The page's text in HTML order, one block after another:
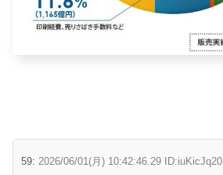
59: 2026/06/01(月) 10:42:46.29 ID:iuKicJq20